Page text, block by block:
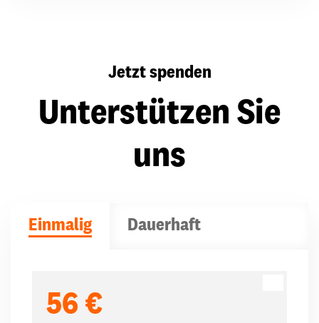
Jetzt spenden
Unterstützen Sie
uns
Einmalig Dauerhaft
56 €